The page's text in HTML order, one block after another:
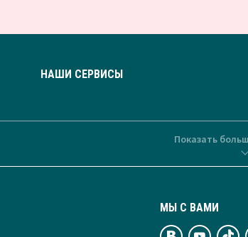
НАШИ СЕРВИСЫ
Показать
МЫ С ВАМИ